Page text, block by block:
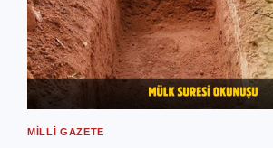
MILLI GAZETE